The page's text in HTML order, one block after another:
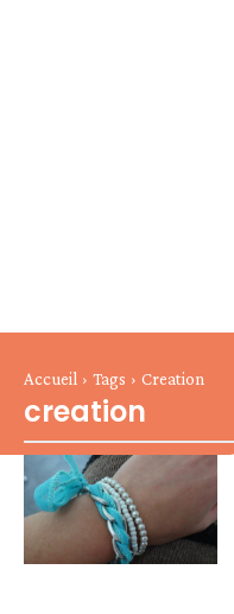
Accueil Tags Creation
creation